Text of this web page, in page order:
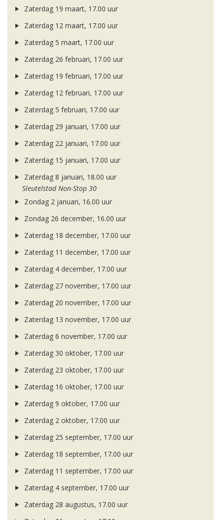
Zaterdag 19 maart, 17.00 uur
Zaterdag 12 maart, 17.00 uur
Zaterdag 5 maart, 17.00 uur
Zaterdag 26 februari, 17.00 uur
Zaterdag 19 februari, 17.00 uur
Zaterdag 12 februari, 17.00 uur
Zaterdag 5 februari, 17.00 uur
Zaterdag 29 januari, 17.00 uur
Zaterdag 22 januari, 17.00 uur
Zaterdag 15 januari, 17.00 uur
Zaterdag 8 januari, 18.00 uur
Sleutelstad Non-Stop 30
Zondag 2 januari, 16.00 uur
Zondag 26 december, 16.00 uur
Zaterdag 18 december, 17.00 uur
Zaterdag 11 december, 17.00 uur
Zaterdag 4 december, 17.00 uur
Zaterdag 27 november, 17.00 uur
Zaterdag 20 november, 17.00 uur
Zaterdag 13 november, 17.00 uur
Zaterdag 6 november, 17.00 uur
Zaterdag 30 oktober, 17.00 uur
Zaterdag 23 oktober, 17.00 uur
Zaterdag 16 oktober, 17.00 uur
Zaterdag 9 oktober, 17.00 uur
Zaterdag 2 oktober, 17.00 uur
Zaterdag 25 september, 17.00 uur
Zaterdag 18 september, 17.00 uur
Zaterdag 11 september, 17.00 uur
Zaterdag 4 september, 17.00 uur
Zaterdag 28 augustus, 17.00 uur